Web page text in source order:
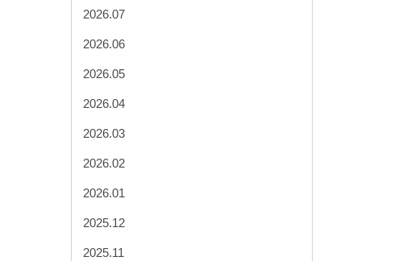
2026.07
2026.06
2026.05
2026.04
2026.03
2026.02
2026.01
2025.12
2025.11